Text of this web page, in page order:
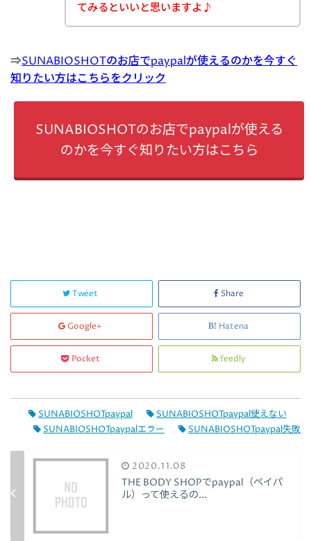
てみるといいと思いますよ♪
⇒SUNABIOSHOTのお店でpaypalが使えるのかを今すぐ
知りたい方はこちらをクリック
SUNABIOSHOTのお店でpaypalが使える
のかを今すぐ知りたい方はこちら
Tweet Share
Google+ Hatena
Pocket feedly
SUNABIOSHOTpaypal
SUNABIOSHOTpaypal使えない
SUNABIOSHOTpaypalエラー
SUNABIOSHOTpaypal失敗
2020.11.08
THE BODY SHOPでpaypal（ペイパ
ル）って使えるの...